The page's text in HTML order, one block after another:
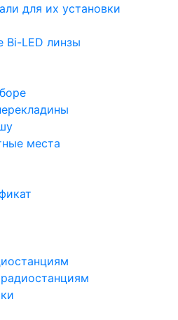
для их установки
Bi-LED линзы
места